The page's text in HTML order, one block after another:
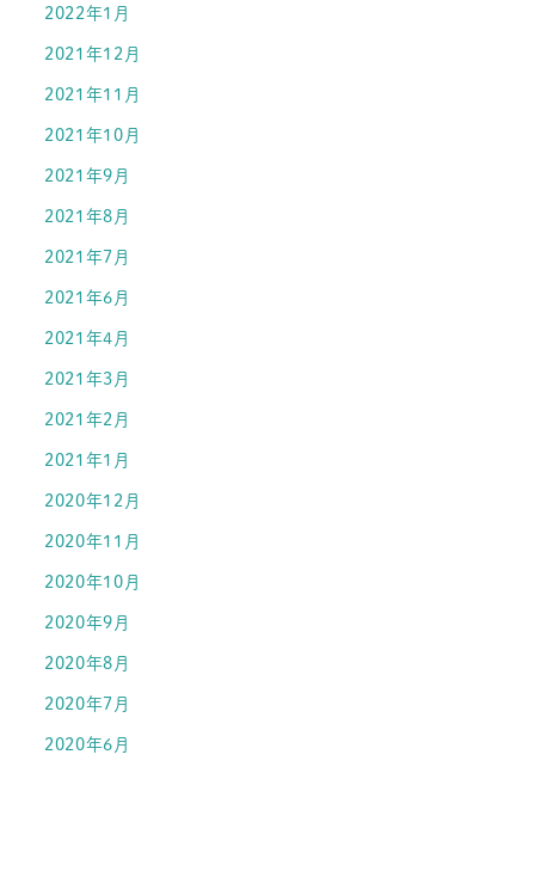
2022年1月
2021年12月
2021年11月
2021年10月
2021年9月
2021年8月
2021年7月
2021年6月
2021年4月
2021年3月
2021年2月
2021年1月
2020年12月
2020年11月
2020年10月
2020年9月
2020年8月
2020年7月
2020年6月